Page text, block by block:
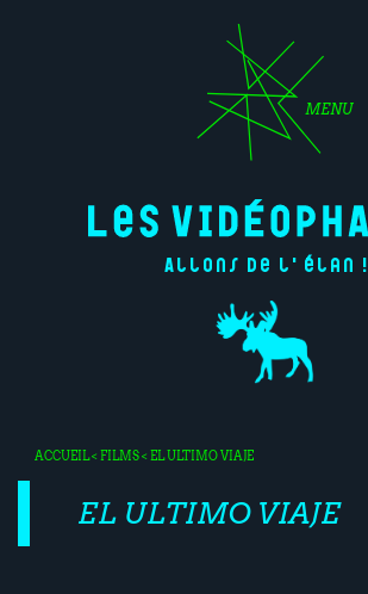
MENU
Allons de l'élan !
ACCUEIL< FILMS< EL ULTIMO VIAJE
EL ULTIMO VIAJE